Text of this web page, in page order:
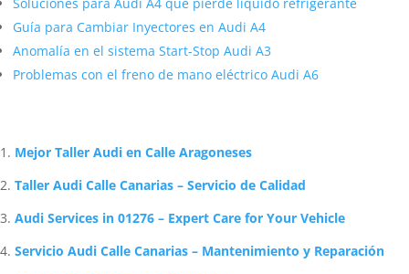
Guía para Cambiar Inyectores en Audi A4
Anomalía en el sistema Start-Stop Audi A3
Problemas con el freno de mano eléctrico Audi A6
Mejor Taller Audi en Calle Aragoneses
Taller Audi Calle Canarias – Servicio de Calidad
Audi Services in 01276 – Expert Care for Your Vehicle
Servicio Audi Calle Canarias – Mantenimiento y Reparación